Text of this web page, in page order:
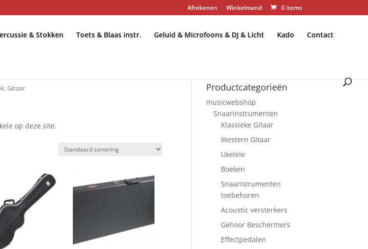
Afrekenen Winkelmand 0 items
& Stokken Toets & Blaas instr. Geluid & Microfoons & DJ & Licht Kado Contact
Gitaar
op deze site.
Productcategorieën
musicwebshop
Snaarinstrumenten
Klassieke Gitaar
Western Gitaar
Ukelele
Boeken
Snaaristrumenten
toebehoren
Acoustic versterkers
Gehoor Beschermers
Effectpedalen